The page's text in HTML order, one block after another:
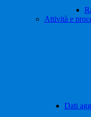
Attività e
Dati